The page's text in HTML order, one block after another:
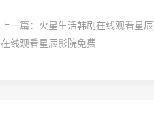
上一篇： 火星生活韩剧在线观看星
在线观看星辰影院免费